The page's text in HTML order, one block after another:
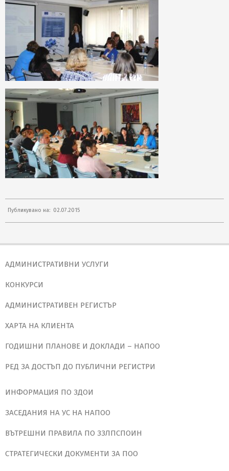
Публикувано на: 02.07.2015
АДМИНИСТРАТИВНИ УСЛУГИ
КОНКУРСИ
АДМИНИСТРАТИВЕН РЕГИСТЪР
ХАРТА НА КЛИЕНТА
ГОДИШНИ ПЛАНОВЕ И ДОКЛАДИ – НАПОО
РЕД ЗА ДОСТЪП ДО ПУБЛИЧНИ РЕГИСТРИ
ИНФОРМАЦИЯ ПО ЗДОИ
ЗАСЕДАНИЯ НА УС НА НАПОО
ВЪТРЕШНИ ПРАВИЛА ПО ЗЗЛПСПОИН
СТРАТЕГИЧЕСКИ ДОКУМЕНТИ ЗА ПОО